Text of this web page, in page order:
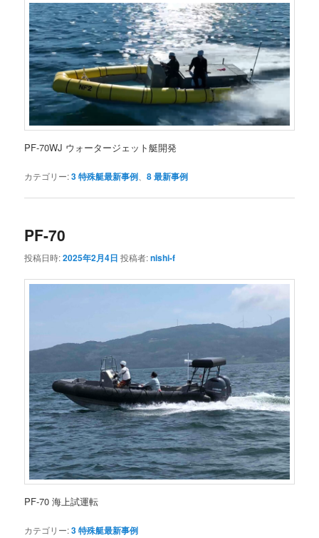
PF-70WJ ウォータージェット艇開発
カテゴリー:3 特殊艇最新事例 、8 最新事例
PF-70
投稿日時:2025年2月4日 投稿者:nishi-f
PF‐70 海上試運転
カテゴリー:3 特殊艇最新事例